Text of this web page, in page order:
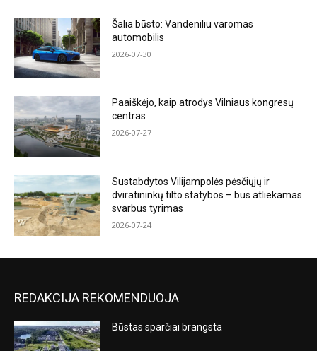
Šalia būsto: Vandeniliu varomas
automobilis
2026-07-30
Paaiškėjo, kaip atrodys Vilniaus kongresų
centras
2026-07-27
Sustabdytos Vilijampolės pėsčiųjų ir
dviratininkų tilto statybos – bus atliekamas
svarbus tyrimas
2026-07-24
REDAKCIJA REKOMENDUOJA
Būstas sparčiai brangsta